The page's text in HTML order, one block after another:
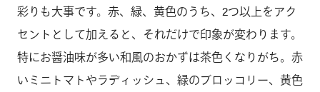
彩りも大事です。赤、緑、黄色のうち、2つ以上をアク
セントとして加えると、それだけで印象が変わります。
特にお醤油味が多い和風のおかずは茶色くなりがち。赤
いミニトマトやラディッシュ、緑のブロッコリー、黄色